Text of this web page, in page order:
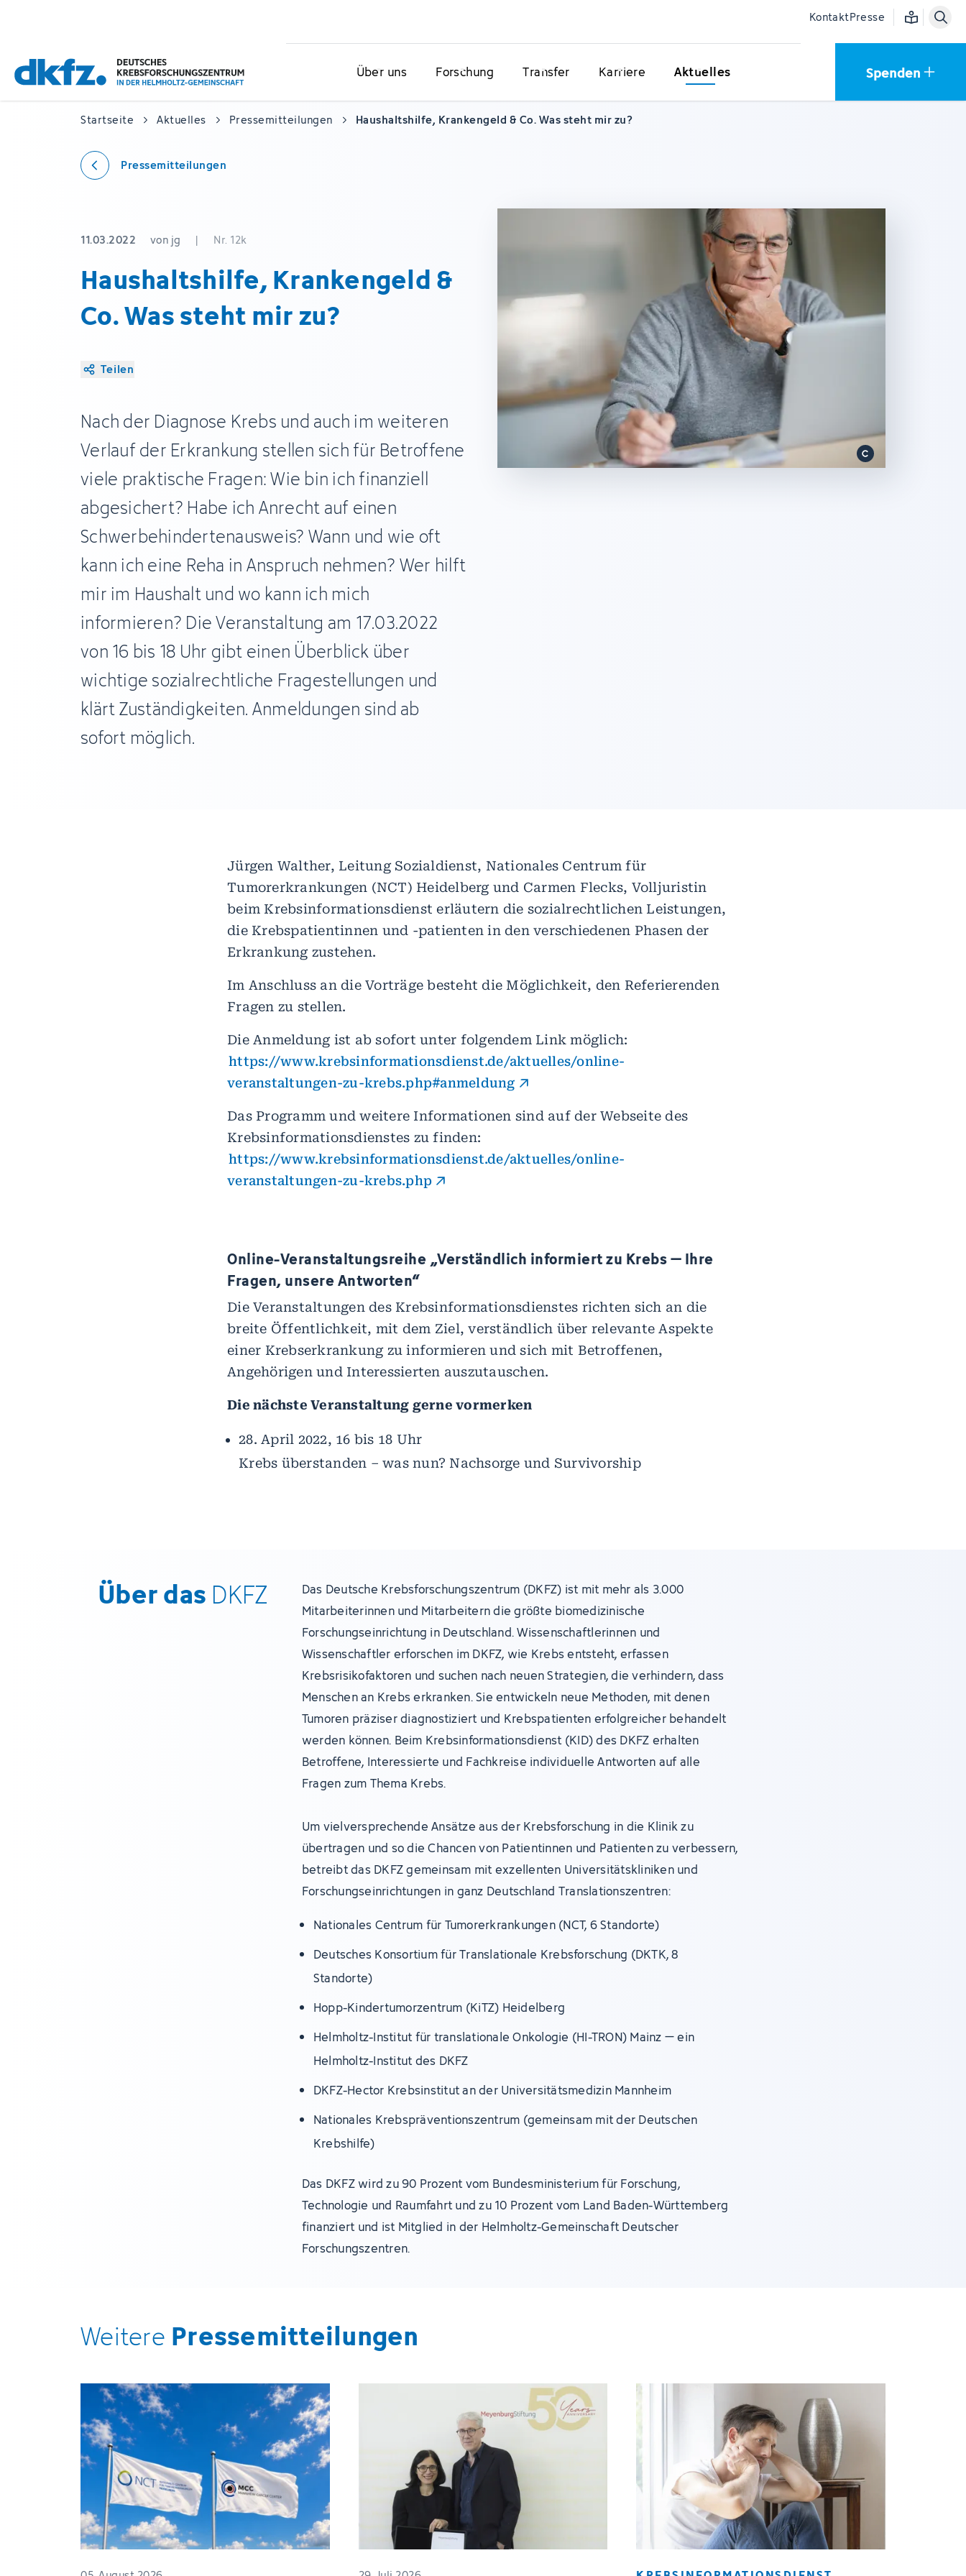
KontaktPresse Einfache
Über uns Forschung Transfer Karriere Aktuelles Spenden
Startseite Aktuelles Pressemitteilungen Haushaltshilfe, Krankengeld & Co. Was steht mir zu?
Pressemitteilungen
11.03.2022 von jg | Nr. 12k
Haushaltshilfe, Krankengeld &
Co. Was steht mir zu?
Teilen
Nach der Diagnose Krebs und auch im weiteren
Verlauf der Erkrankung stellen sich für Betroffene
viele praktische Fragen: Wie bin ich finanziell
abgesichert? Habe ich Anrecht auf einen
Schwerbehindertenausweis? Wann und wie oft
kann ich eine Reha in Anspruch nehmen? Wer hilft
mir im Haushalt und wo kann ich mich
informieren? Die Veranstaltung am 17.03.2022
von 16 bis 18 Uhr gibt einen Überblick über
wichtige sozialrechtliche Fragestellungen und
klärt Zuständigkeiten. Anmeldungen sind ab
sofort möglich.
Jürgen Walther, Leitung Sozialdienst, Nationales Centrum für
Tumorerkrankungen (NCT) Heidelberg und Carmen Flecks, Volljuristin
beim Krebsinformationsdienst erläutern die sozialrechtlichen Leistungen,
die Krebspatientinnen und -patienten in den verschiedenen Phasen der
Erkrankung zustehen.
Im Anschluss an die Vorträge besteht die Möglichkeit, den Referierenden
Fragen zu stellen.
Die Anmeldung ist ab sofort unter folgendem Link möglich:
https://www.krebsinformationsdienst.de/aktuelles/online-
veranstaltungen-zu-krebs.php#anmeldung
Das Programm und weitere Informationen sind auf der Webseite des
Krebsinformationsdienstes zu finden:
https://www.krebsinformationsdienst.de/aktuelles/online-
veranstaltungen-zu-krebs.php
Online-Veranstaltungsreihe „Verständlich informiert zu Krebs – Ihre
Fragen, unsere Antworten“
Die Veranstaltungen des Krebsinformationsdienstes richten sich an die
breite Öffentlichkeit, mit dem Ziel, verständlich über relevante Aspekte
einer Krebserkrankung zu informieren und sich mit Betroffenen,
Angehörigen und Interessierten auszutauschen.
Die nächste Veranstaltung gerne vormerken
28. April 2022, 16 bis 18 Uhr
Krebs überstanden – was nun? Nachsorge und Survivorship
Über das DKFZ
Das Deutsche Krebsforschungszentrum (DKFZ) ist mit mehr als 3.000
Mitarbeiterinnen und Mitarbeitern die größte biomedizinische
Forschungseinrichtung in Deutschland. Wissenschaftlerinnen und
Wissenschaftler erforschen im DKFZ, wie Krebs entsteht, erfassen
Krebsrisikofaktoren und suchen nach neuen Strategien, die verhindern, dass
Menschen an Krebs erkranken. Sie entwickeln neue Methoden, mit denen
Tumoren präziser diagnostiziert und Krebspatienten erfolgreicher behandelt
werden können. Beim Krebsinformationsdienst (KID) des DKFZ erhalten
Betroffene, Interessierte und Fachkreise individuelle Antworten auf alle
Fragen zum Thema Krebs.
Um vielversprechende Ansätze aus der Krebsforschung in die Klinik zu
übertragen und so die Chancen von Patientinnen und Patienten zu verbessern,
betreibt das DKFZ gemeinsam mit exzellenten Universitätskliniken und
Forschungseinrichtungen in ganz Deutschland Translationszentren:
Nationales Centrum für Tumorerkrankungen (NCT, 6 Standorte)
Deutsches Konsortium für Translationale Krebsforschung (DKTK, 8
Standorte)
Hopp-Kindertumorzentrum (KiTZ) Heidelberg
Helmholtz-Institut für translationale Onkologie (HI-TRON) Mainz – ein
Helmholtz-Institut des DKFZ
DKFZ-Hector Krebsinstitut an der Universitätsmedizin Mannheim
Nationales Krebspräventionszentrum (gemeinsam mit der Deutschen
Krebshilfe)
Das DKFZ wird zu 90 Prozent vom Bundesministerium für Forschung,
Technologie und Raumfahrt und zu 10 Prozent vom Land Baden-Württemberg
finanziert und ist Mitglied in der Helmholtz-Gemeinschaft Deutscher
Forschungszentren.
Weitere Pressemitteilungen